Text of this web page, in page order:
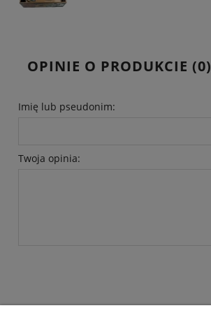
OPINIE O PRODUKCIE (0)
Imię lub pseudonim:
Twoja opinia: